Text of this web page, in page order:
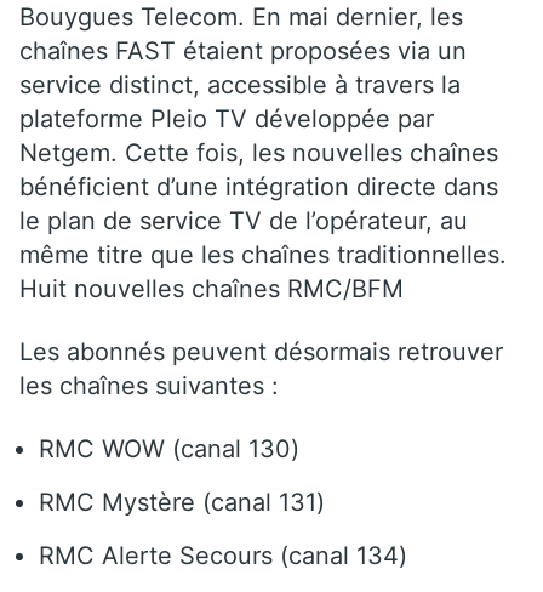
Bouygues Telecom. En mai dernier, les
chaînes FAST étaient proposées via un
service distinct, accessible à travers la
plateforme Pleio TV développée par
Netgem. Cette fois, les nouvelles chaînes
bénéficient d’une intégration directe dans
le plan de service TV de l’opérateur, au
même titre que les chaînes traditionnelles.
Huit nouvelles chaînes RMC/BFM
Les abonnés peuvent désormais retrouver
les chaînes suivantes :
RMC WOW (canal 130)
RMC Mystère (canal 131)
RMC Alerte Secours (canal 134)